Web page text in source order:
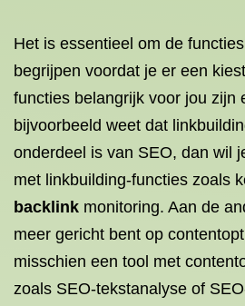
Het is essentieel om de
begrijpen voordat je er een
functies belangrijk voor jou zijn
bijvoorbeeld weet dat
onderdeel is van SEO, dan wil
met linkbuilding-functies zoals
backlink monitoring. Aan de
meer gericht bent op
misschien een tool met
zoals SEO-tekstanalyse of